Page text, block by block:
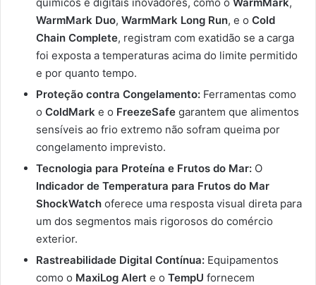
WarmMark Duo, WarmMark Long Run, e o Cold
Chain Complete, registram com exatidão se a carga
foi exposta a temperaturas acima do limite permitido
e por quanto tempo.
Proteção contra Congelamento: Ferramentas como
o ColdMark e o FreezeSafe garantem que alimentos
sensíveis ao frio extremo não sofram queima por
congelamento imprevisto.
Tecnologia para Proteína e Frutos do Mar: O
Indicador de Temperatura para Frutos do Mar
ShockWatch oferece uma resposta visual direta para
um dos segmentos mais rigorosos do comércio
exterior.
Rastreabilidade Digital Contínua: Equipamentos
como o MaxiLog Alert e o TempU fornecem